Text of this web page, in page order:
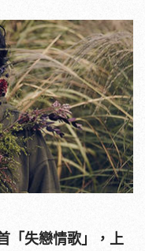
「失戀情歌」，上